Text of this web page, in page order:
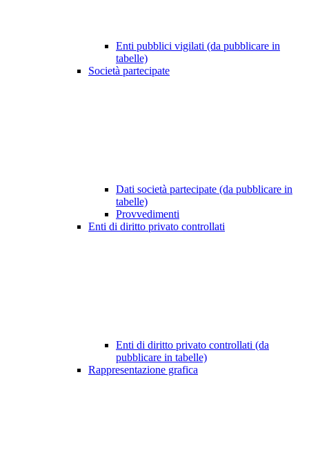
Enti pubblici vigilati (da pubblicare in
tabelle)
Società partecipate
Dati società partecipate (da pubblicare in
tabelle)
Provvedimenti
Enti di diritto privato controllati
Enti di diritto privato controllati (da
pubblicare in tabelle)
Rappresentazione grafica